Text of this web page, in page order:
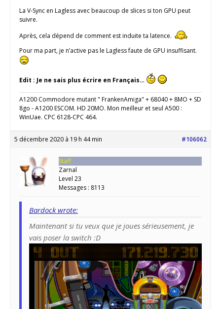
La V-Sync en Lagless avec beaucoup de slices si ton GPU peut
suivre.
Après, cela dépend de comment est induite ta latence.
Pour ma part, je n’active pas le Lagless faute de GPU insuffisant.
Edit : Je ne sais plus écrire en Français…
A1200 Commodore mutant " FrankenAmiga" + 68040 + 8MO + SD
8go - A1200 ESCOM. HD 20MO. Mon meilleur et seul A500 :
WinUae. CPC 6128-CPC 464.
5 décembre 2020 à 19 h 44 min #106062
Staff
Zarnal
Level 23
Messages : 8113
Bardock wrote:
Maintenant si tu veux que je joues sérieusement, je
vais poser la switch :D